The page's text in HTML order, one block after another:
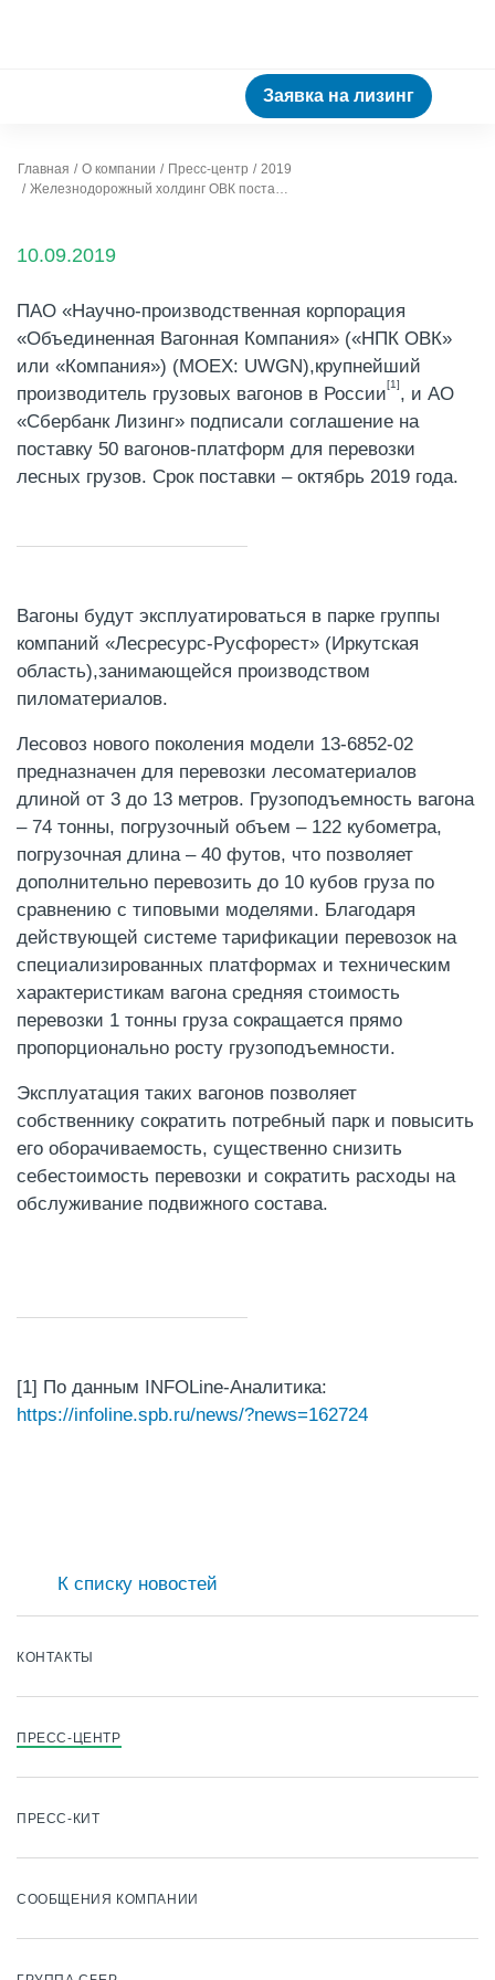
Заявка на лизинг
Главная О компании Пресс-центр
2019
Железнодорожный холдинг ОВК поставит АО «Сбербанк Лизинг» вагоны для перевозки леса
КОНТАКТЫ
ПРЕСС-ЦЕНТР
ПРЕСС-КИТ
СООБЩЕНИЯ КОМПАНИИ
10.09.2019
ПАО «Научно-производственная корпорация
«Объединенная Вагонная Компания» («НПК ОВК»
или «Компания») (MOEX: UWGN),крупнейший
производитель грузовых вагонов в России[1], и АО
«Сбербанк Лизинг» подписали соглашение на
поставку 50 вагонов-платформ для перевозки
лесных грузов. Срок поставки – октябрь 2019 года.
Вагоны будут эксплуатироваться в парке группы
компаний «Лесресурс-Русфорест» (Иркутская
область),занимающейся производством
пиломатериалов.
Лесовоз нового поколения модели 13-6852-02
предназначен для перевозки лесоматериалов
длиной от 3 до 13 метров. Грузоподъемность вагона
– 74 тонны, погрузочный объем – 122 кубометра,
погрузочная длина – 40 футов, что позволяет
дополнительно перевозить до 10 кубов груза по
сравнению с типовыми моделями. Благодаря
действующей системе тарификации перевозок на
специализированных платформах и техническим
характеристикам вагона средняя стоимость
перевозки 1 тонны груза сокращается прямо
пропорционально росту грузоподъемности.
Эксплуатация таких вагонов позволяет
собственнику сократить потребный парк и повысить
его оборачиваемость, существенно снизить
себестоимость перевозки и сократить расходы на
обслуживание подвижного состава.
[1] По данным INFOLine-Аналитика:
https://infoline.spb.ru/news/?news=162724
К списку новостей